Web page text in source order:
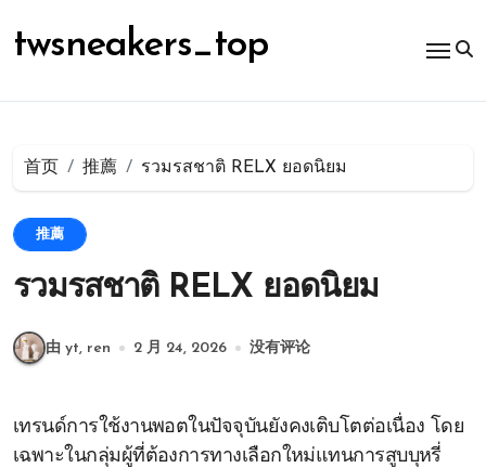
容
twsneakers_top
首页 推薦 รวมรสชาติ RELX ยอดนิยม
推薦
รวมรสชาติ RELX ยอดนิยม
由 yt, ren 2 月 24, 2026 没有评论
เทรนด์การใช้งานพอตในปัจจุบันยังคงเติบโตต่อเนื่อง โดย
เฉพาะในกลุ่มผู้ที่ต้องการทางเลือกใหม่แทนการสูบบุหรี่